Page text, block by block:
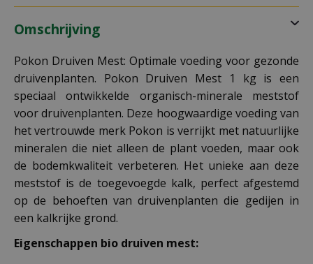
Omschrijving
Pokon Druiven Mest: Optimale voeding voor gezonde
druivenplanten. Pokon Druiven Mest 1 kg is een
speciaal ontwikkelde organisch-minerale meststof
voor druivenplanten. Deze hoogwaardige voeding van
het vertrouwde merk Pokon is verrijkt met natuurlijke
mineralen die niet alleen de plant voeden, maar ook
de bodemkwaliteit verbeteren. Het unieke aan deze
meststof is de toegevoegde kalk, perfect afgestemd
op de behoeften van druivenplanten die gedijen in
een kalkrijke grond.
Eigenschappen bio druiven mest: